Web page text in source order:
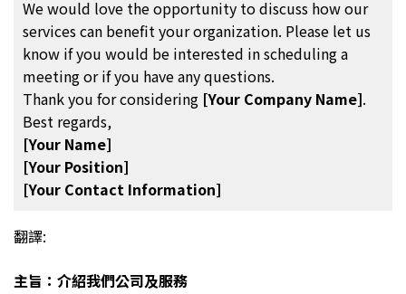
We would love the opportunity to discuss how our
services can benefit your organization. Please let us
know if you would be interested in scheduling a
meeting or if you have any questions.
Thank you for considering [Your Company Name].
Best regards,
[Your Name]
[Your Position]
[Your Contact Information]
翻譯:
主旨：介紹我們公司及服務